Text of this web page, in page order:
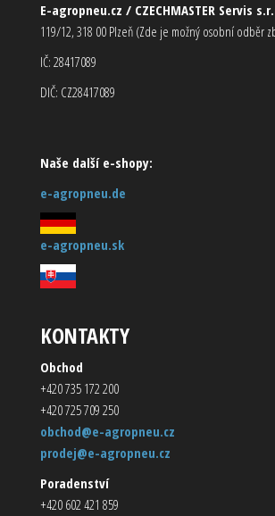
E-agropneu.cz / CZECHMASTER Servis
119/12, 318 00 Plzeň (Zde je možný osobní odběr
IČ: 28417089
DIČ: CZ28417089
Naše další e-shopy:
e-agropneu.de
e-agropneu.sk
KONTAKTY
Obchod
+420 735 172 200
+420 725 709 250
obchod@e-agropneu.cz
prodej@e-agropneu.cz
Poradenství
+420 602 421 859